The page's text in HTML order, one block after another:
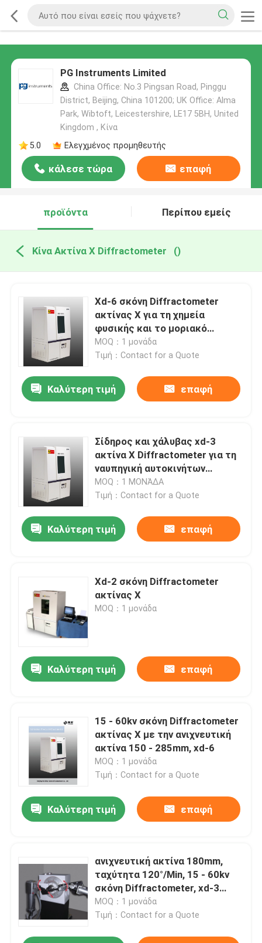
PG Instruments Limited
China Office: No.3 Pingsan Road, Pinggu
District, Beijing, China 101200; UK Office: Alma
Park, Wibtoft, Leicestershire, LE17 5BH, United
Kingdom , Κίνα
5.0
Ελεγχμένος προμηθευτής
κάλεσε τώρα επαφή
προϊόντα Περίπου εμείς
Κίνα Ακτίνα X Diffractometer ()
Xd-6 σκόνη Diffractometer
ακτίνας X για τη χημεία
φυσικής και το μοριακό
κόσκινο
MOQ：1 μονάδα
Τιμή：Contact for a Quote
Καλύτερη τιμή επαφή
Σίδηρος και χάλυβας xd-3
ακτίνα X Diffractometer για τη
ναυπηγική αυτοκινήτων
μηχανημάτων
MOQ：1 ΜΟΝΆΔΑ
Τιμή：Contact for a Quote
Καλύτερη τιμή επαφή
Xd-2 σκόνη Diffractometer
ακτίνας X
MOQ：1 μονάδα
Καλύτερη τιμή επαφή
15 - 60kv σκόνη Diffractometer
ακτίνας X με την ανιχνευτική
ακτίνα 150 - 285mm, xd-6
MOQ：1 μονάδα
Τιμή：Contact for a Quote
Καλύτερη τιμή επαφή
ανιχνευτική ακτίνα 180mm,
ταχύτητα 120°/Min, 15 - 60kv
σκόνη Diffractometer, xd-3
ακτίνας X
MOQ：1 μονάδα
Τιμή：Contact for a Quote